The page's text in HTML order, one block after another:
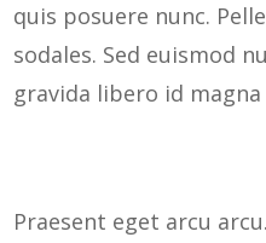
quis posuere nunc.
sodales. Sed euismod
gravida libero id
Praesent eget arcu